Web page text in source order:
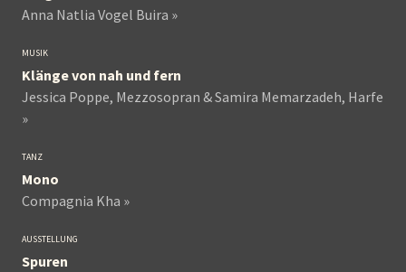
Anna Natlia Vogel Buira »
MUSIK
Klänge von nah und fern
Jessica Poppe, Mezzosopran & Samira Memarzadeh, Harfe
»
TANZ
Mono
Compagnia Kha »
AUSSTELLUNG
Spuren